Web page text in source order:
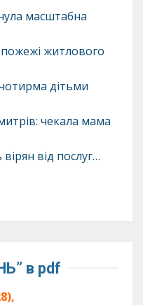
масштабна
житлового
дітьми
чекала мама
від послуг…
в pdf